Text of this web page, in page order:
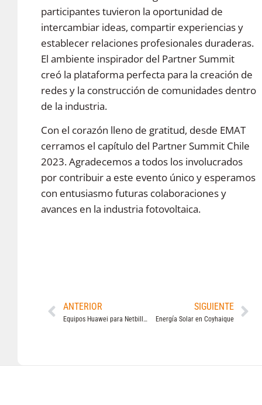
participantes tuvieron la oportunidad de
intercambiar ideas, compartir experiencias y
establecer relaciones profesionales duraderas.
El ambiente inspirador del Partner Summit
creó la plataforma perfecta para la creación de
redes y la construcción de comunidades dentro
de la industria.
Con el corazón lleno de gratitud, desde EMAT
cerramos el capítulo del Partner Summit Chile
2023. Agradecemos a todos los involucrados
por contribuir a este evento único y esperamos
con entusiasmo futuras colaboraciones y
avances en la industria fotovoltaica.
ANTERIOR
Equipos Huawei para Netbilling en el Sector Comercial e Industrial
SIGUIENTE
Energía Solar en Coyhaique